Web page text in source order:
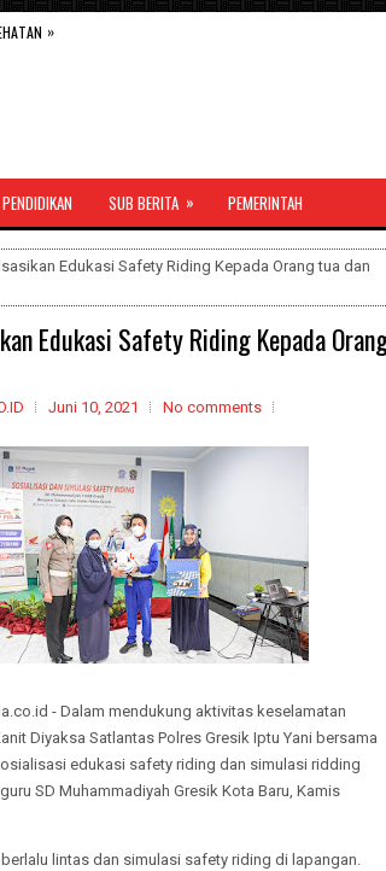
»
PENDIDIKAN SUB BERITA » PEMERINTAH
Edukasi Safety Riding Kepada Orang tua dan
Edukasi Safety Riding Kepada
Juni 10, 2021 No comments
- Dalam mendukung aktivitas keselamatan
Diyaksa Satlantas Polres Gresik Iptu Yani bersama
edukasi safety riding dan simulasi ridding
SD Muhammadiyah Gresik Kota Baru, Kamis
lintas dan simulasi safety riding di lapangan.